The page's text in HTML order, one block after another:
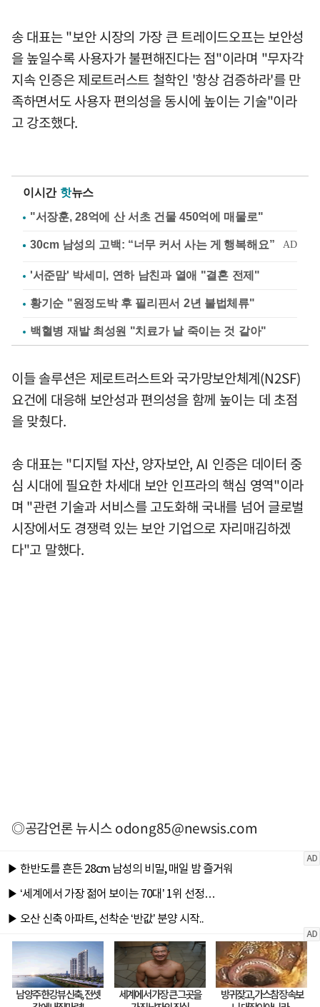
송 대표는 "보안 시장의 가장 큰 트레이드오프는 보안성
을 높일수록 사용자가 불편해진다는 점"이라며 "무자각
지속 인증은 제로트러스트 철학인 '항상 검증하라'를 만
족하면서도 사용자 편의성을 동시에 높이는 기술"이라
고 강조했다.
이시간 핫뉴스
"서장훈, 28억에 산 서초 건물 450억에 매물로"
'서준맘' 박세미, 연하 남친과 열애 "결혼 전제"
황기순 "원정도박 후 필리핀서 2년 불법체류"
백혈병 재발 최성원 "치료가 날 죽이는 것 같아"
이들 솔루션은 제로트러스트와 국가망보안체계(N2SF)
요건에 대응해 보안성과 편의성을 함께 높이는 데 초점
을 맞췄다.
송 대표는 "디지털 자산, 양자보안, AI 인증은 데이터 중
심 시대에 필요한 차세대 보안 인프라의 핵심 영역"이라
며 "관련 기술과 서비스를 고도화해 국내를 넘어 글로벌
시장에서도 경쟁력 있는 보안 기업으로 자리매김하겠
다"고 말했다.
◎공감언론 뉴시스odong85@newsis.com